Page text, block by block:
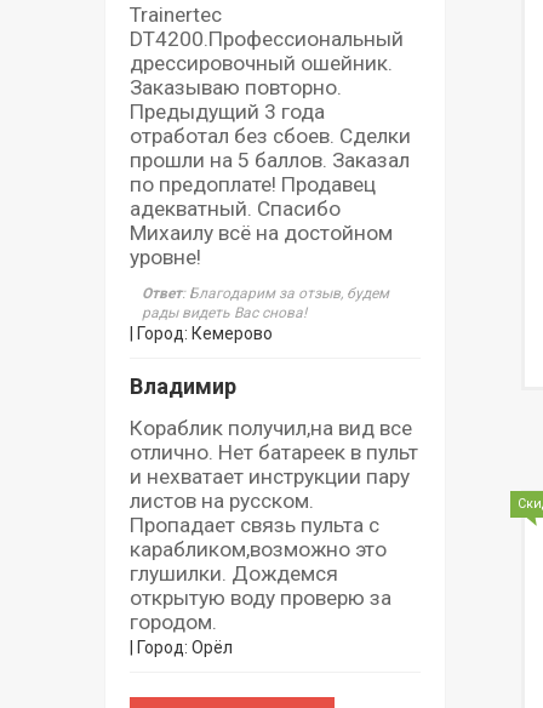
Trainertec
DT4200.Профессиональный
дрессировочный ошейник.
Заказываю повторно.
Предыдущий 3 года
отработал без сбоев. Сделки
прошли на 5 баллов. Заказал
по предоплате! Продавец
адекватный. Спасибо
Михаилу всё на достойном
уровне!
Ответ: Благодарим за отзыв, будем
рады видеть Вас снова!
| Город: Кемерово
Владимир
Кораблик получил,на вид все
отлично. Нет батареек в пульт
и нехватает инструкции пару
листов на русском.
Пропадает связь пульта с
карабликом,возможно это
глушилки. Дождемся
открытую воду проверю за
городом.
| Город: Орёл